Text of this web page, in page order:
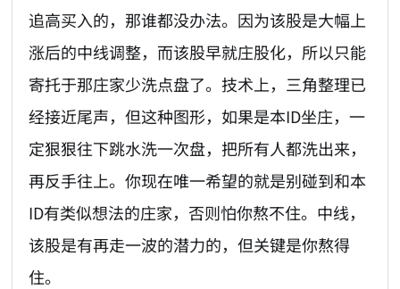
追高买入的，那谁都没办法。因为该股是大幅上
涨后的中线调整，而该股早就庄股化，所以只能
寄托于那庄家少洗点盘了。技术上，三角整理已
经接近尾声，但这种图形，如果是本ID坐庄，一
定狠狠往下跳水洗一次盘，把所有人都洗出来，
再反手往上。你现在唯一希望的就是别碰到和本
ID有类似想法的庄家，否则怕你熬不住。中线，
该股是有再走一波的潜力的，但关键是你熬得
住。